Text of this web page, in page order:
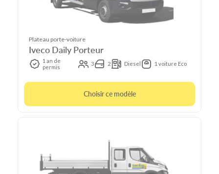
Plateau porte-voiture
Iveco Daily Porteur
1 an de
permis
3 2 Diesel 1 voiture Eco
Choisir ce modèle